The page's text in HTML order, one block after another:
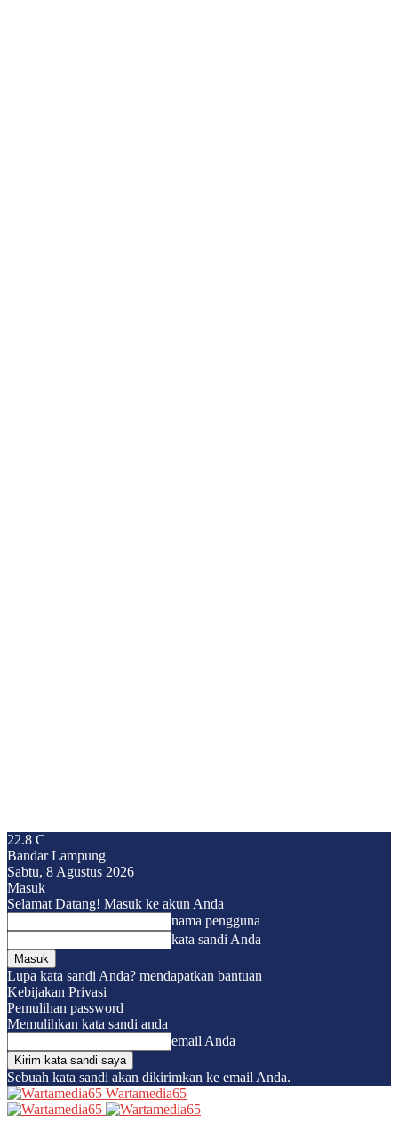
22.8 C
Bandar Lampung
Sabtu, 8 Agustus 2026
Masuk
Selamat Datang! Masuk ke akun Anda
nama pengguna
kata sandi Anda
Lupa kata sandi Anda? mendapatkan bantuan
Kebijakan Privasi
Pemulihan password
Memulihkan kata sandi anda
email Anda
Sebuah kata sandi akan dikirimkan ke email Anda.
Wartamedia65